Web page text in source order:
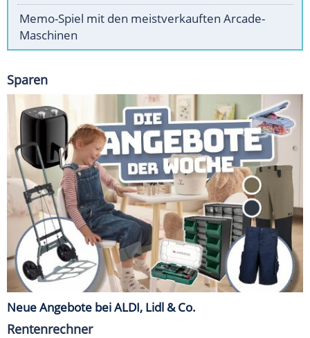
Memo-Spiel mit den meistverkauften Arcade-
Maschinen
Sparen
Neue Angebote bei ALDI, Lidl & Co.
Rentenrechner